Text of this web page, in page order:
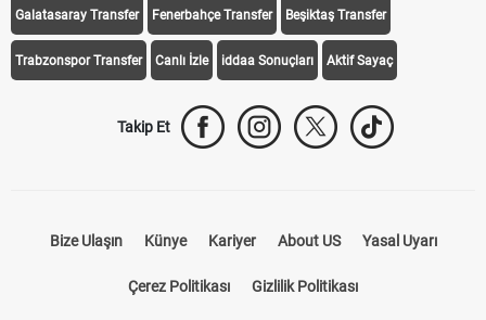
Galatasaray Transfer Fenerbahçe Transfer Beşiktaş Transfer
Trabzonspor Transfer Canlı İzle iddaa Sonuçları Aktif Sayaç
Takip Et
Bize Ulaşın Künye Kariyer About US Yasal Uyarı
Çerez Politikası Gizlilik Politikası